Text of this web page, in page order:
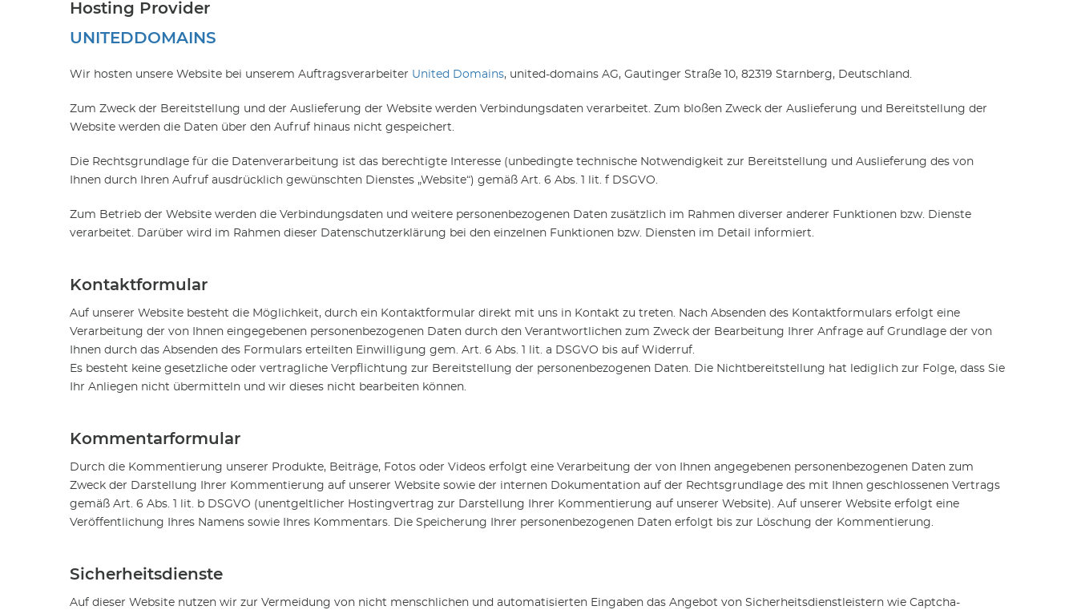
Hosting Provider
UNITEDDOMAINS
Wir hosten unsere Website bei unserem Auftragsverarbeiter United Domains, united-domains AG, Gautinger Straße 10, 82319 Starnberg, Deutschland.
Zum Zweck der Bereitstellung und der Auslieferung der Website werden Verbindungsdaten verarbeitet. Zum bloßen Zweck der Auslieferung und Bereitstellung der
Website werden die Daten über den Aufruf hinaus nicht gespeichert.
Die Rechtsgrundlage für die Datenverarbeitung ist das berechtigte Interesse (unbedingte technische Notwendigkeit zur Bereitstellung und Auslieferung des von
Ihnen durch Ihren Aufruf ausdrücklich gewünschten Dienstes „Website“) gemäß Art. 6 Abs. 1 lit. f DSGVO.
Zum Betrieb der Website werden die Verbindungsdaten und weitere personenbezogenen Daten zusätzlich im Rahmen diverser anderer Funktionen bzw. Dienste
verarbeitet. Darüber wird im Rahmen dieser Datenschutzerklärung bei den einzelnen Funktionen bzw. Diensten im Detail informiert.
Kontaktformular
Auf unserer Website besteht die Möglichkeit, durch ein Kontaktformular direkt mit uns in Kontakt zu treten. Nach Absenden des Kontaktformulars erfolgt eine
Verarbeitung der von Ihnen eingegebenen personenbezogenen Daten durch den Verantwortlichen zum Zweck der Bearbeitung Ihrer Anfrage auf Grundlage der von
Ihnen durch das Absenden des Formulars erteilten Einwilligung gem. Art. 6 Abs. 1 lit. a DSGVO bis auf Widerruf.
Es besteht keine gesetzliche oder vertragliche Verpflichtung zur Bereitstellung der personenbezogenen Daten. Die Nichtbereitstellung hat lediglich zur Folge, dass Sie
Ihr Anliegen nicht übermitteln und wir dieses nicht bearbeiten können.
Kommentarformular
Durch die Kommentierung unserer Produkte, Beiträge, Fotos oder Videos erfolgt eine Verarbeitung der von Ihnen angegebenen personenbezogenen Daten zum
Zweck der Darstellung Ihrer Kommentierung auf unserer Website sowie der internen Dokumentation auf der Rechtsgrundlage des mit Ihnen geschlossenen Vertrags
gemäß Art. 6 Abs. 1 lit. b DSGVO (unentgeltlicher Hostingvertrag zur Darstellung Ihrer Kommentierung auf unserer Website). Auf unserer Website erfolgt eine
Veröffentlichung Ihres Namens sowie Ihres Kommentars. Die Speicherung Ihrer personenbezogenen Daten erfolgt bis zur Löschung der Kommentierung.
Sicherheitsdienste
Auf dieser Website nutzen wir zur Vermeidung von nicht menschlichen und automatisierten Eingaben das Angebot von Sicherheitsdienstleistern wie Captcha-